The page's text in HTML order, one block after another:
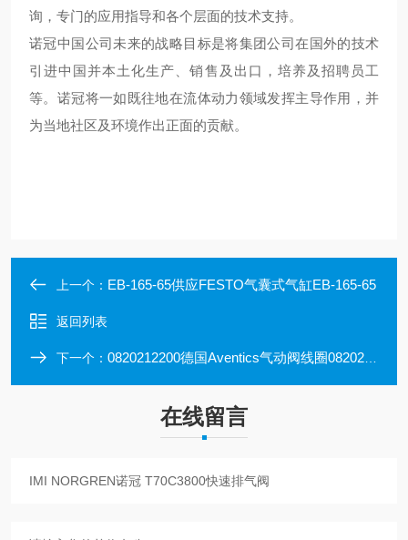
询，专门的应用指导和各个层面的技术支持。
诺冠中国公司未来的战略目标是将集团公司在国外的技术
引进中国并本土化生产、销售及出口，培养及招聘员工
等。诺冠将一如既往地在流体动力领域发挥主导作用，并
为当地社区及环境作出正面的贡献。
上一个： EB-165-65供应FESTO气囊式气缸EB-165-65
返回列表
下一个： 0820212200德国Aventics气动阀线圈0820212200
在线留言